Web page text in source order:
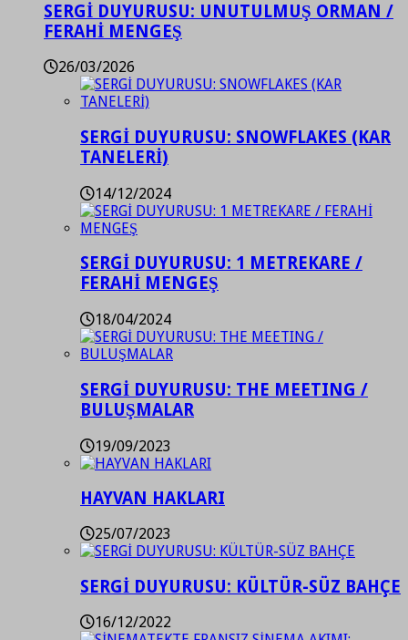
SERGİ DUYURUSU: UNUTULMUŞ ORMAN /
FERAHİ MENGEŞ
26/03/2026
SERGİ DUYURUSU: SNOWFLAKES (KAR
TANELERİ)
14/12/2024
SERGİ DUYURUSU: 1 METREKARE /
FERAHİ MENGEŞ
18/04/2024
SERGİ DUYURUSU: THE MEETING /
BULUŞMALAR
19/09/2023
HAYVAN HAKLARI
25/07/2023
SERGİ DUYURUSU: KÜLTÜR-SÜZ BAHÇE
16/12/2022